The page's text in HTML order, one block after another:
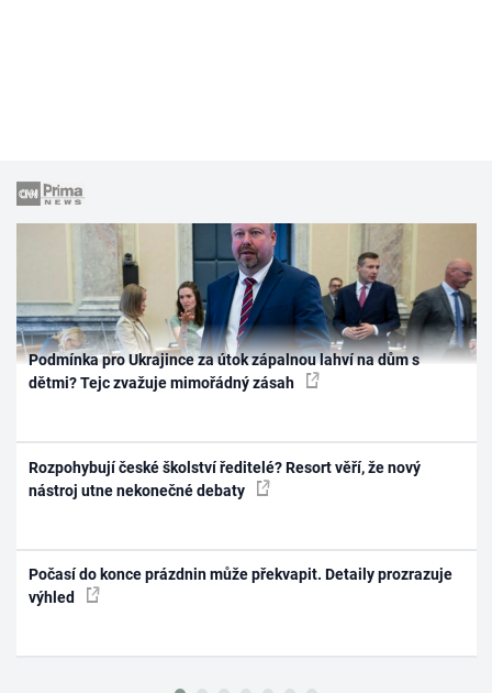
Podmínka pro Ukrajince za útok zápalnou lahví na dům s
dětmi? Tejc zvažuje mimořádný zásah
Rozpohybují české školství ředitelé? Resort věří, že nový
nástroj utne nekonečné debaty
Počasí do konce prázdnin může překvapit. Detaily prozrazuje
výhled